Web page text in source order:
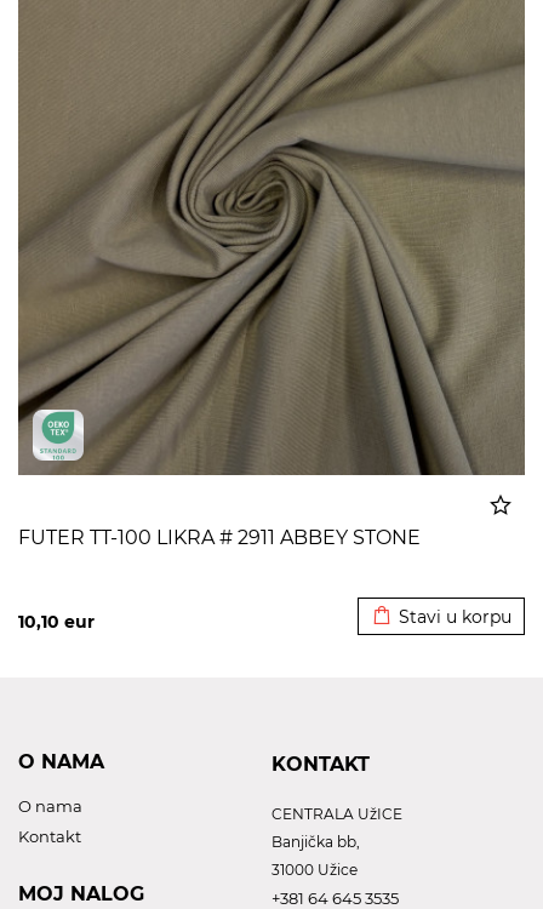
FUTER TT-100 LIKRA # 2911 ABBEY STONE
10,10 eur Stavi u korpu
O NAMA
O nama
Kontakt
MOJ NALOG
KONTAKT
CENTRALA UžICE
Banjička bb,
31000 Užice
+381 64 645 3535